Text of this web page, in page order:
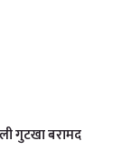
गुटखा बरामद